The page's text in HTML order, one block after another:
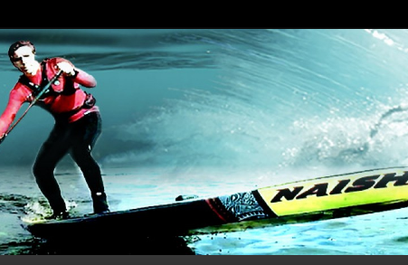
– Stand Up Paddling